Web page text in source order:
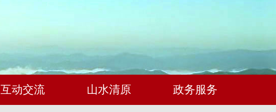
互动交流 山水清原 政务服务